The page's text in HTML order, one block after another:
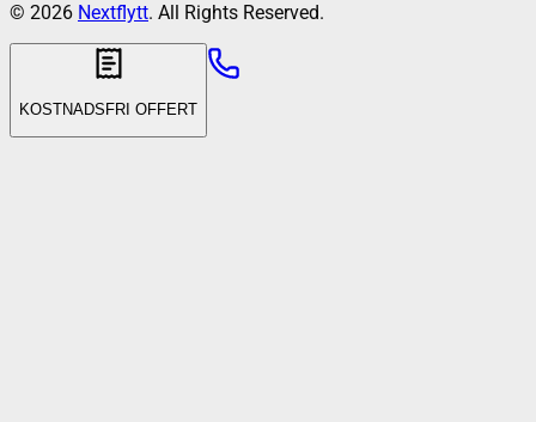
© 2026 Nextflytt. All Rights Reserved.
KOSTNADSFRI OFFERT